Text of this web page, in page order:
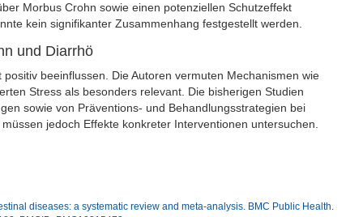
Morbus Crohn sowie einen potenziellen Schutzeffekt
kein signifikanter Zusammenhang festgestellt werden.
und Diarrhö
beeinflussen. Die Autoren vermuten Mechanismen wie
Stress als besonders relevant. Die bisherigen Studien
sowie von Präventions- und Behandlungsstrategien bei
jedoch Effekte konkreter Interventionen untersuchen.
diseases: a systematic review and meta-analysis. BMC Public Health.